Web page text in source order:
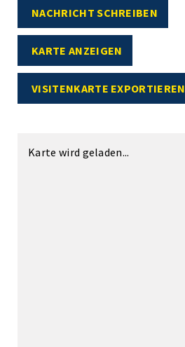
NACHRICHT SCHREIBEN
KARTE ANZEIGEN
VISITENKARTE EXPORTIEREN
Karte wird geladen...